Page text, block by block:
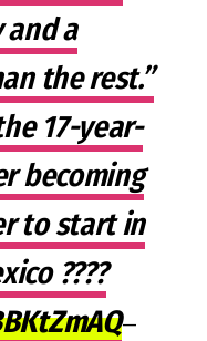
a
the rest.”
17-year-
becoming
to start in
????
—